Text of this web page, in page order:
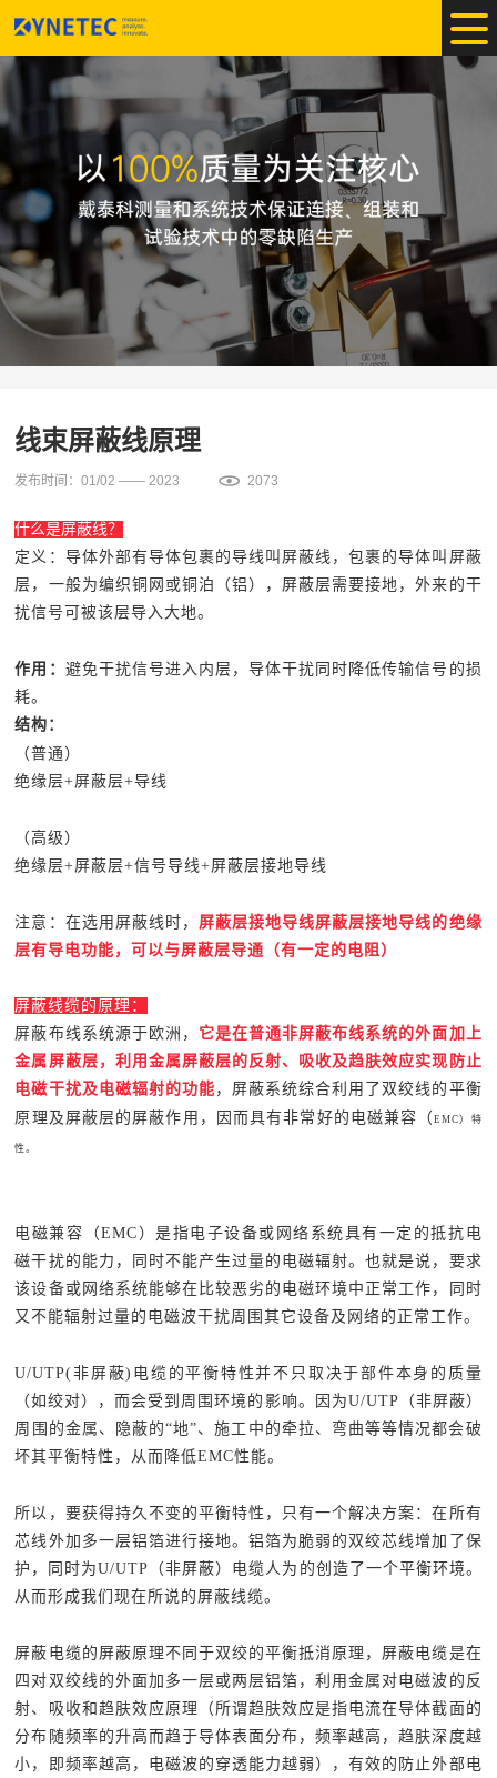
线束屏蔽线原理
发布时间：01/02 —— 2023 2073
什么是屏蔽线？
定义：导体外部有导体包裹的导线叫屏蔽线，包裹的导体叫屏蔽
层，一般为编织铜网或铜泊（铝），屏蔽层需要接地，外来的干
扰信号可被该层导入大地。
作用： 避免干扰信号进入内层，导体干扰同时降低传输信号的损
耗。
结构：
（普通）
绝缘层+屏蔽层+导线
（高级）
绝缘层+屏蔽层+信号导线+屏蔽层接地导线
注意：在选用屏蔽线时， 屏蔽层接地导线屏蔽层接地导线的绝缘
层有导电功能，可以与屏蔽层导通（有一定的电阻）
屏蔽线缆的原理：
屏蔽布线系统源于欧洲， 它是在普通非屏蔽布线系统的外面加上
金属屏蔽层，利用金属屏蔽层的反射、吸收及趋肤效应实现防止
电磁干扰及电磁辐射的功能 ，屏蔽系统综合利用了双绞线的平衡
原理及屏蔽层的屏蔽作用，因而具有非常好的电磁兼容（EMC）特
性。
电磁兼容（EMC）是指电子设备或网络系统具有一定的抵抗电
磁干扰的能力，同时不能产生过量的电磁辐射。也就是说，要求
该设备或网络系统能够在比较恶劣的电磁环境中正常工作，同时
又不能辐射过量的电磁波干扰周围其它设备及网络的正常工作。
U/UTP(非屏蔽)电缆的平衡特性并不只取决于部件本身的质量
（如绞对），而会受到周围环境的影响。因为U/UTP（非屏蔽）
周围的金属、隐蔽的“地”、施工中的牵拉、弯曲等等情况都会破
坏其平衡特性，从而降低EMC性能。
所以，要获得持久不变的平衡特性，只有一个解决方案：在所有
芯线外加多一层铝箔进行接地。铝箔为脆弱的双绞芯线增加了保
护，同时为U/UTP（非屏蔽）电缆人为的创造了一个平衡环境。
从而形成我们现在所说的屏蔽线缆。
屏蔽电缆的屏蔽原理不同于双绞的平衡抵消原理，屏蔽电缆是在
四对双绞线的外面加多一层或两层铝箔，利用金属对电磁波的反
射、吸收和趋肤效应原理（所谓趋肤效应是指电流在导体截面的
分布随频率的升高而趋于导体表面分布，频率越高，趋肤深度越
小，即频率越高，电磁波的穿透能力越弱），有效的防止外部电